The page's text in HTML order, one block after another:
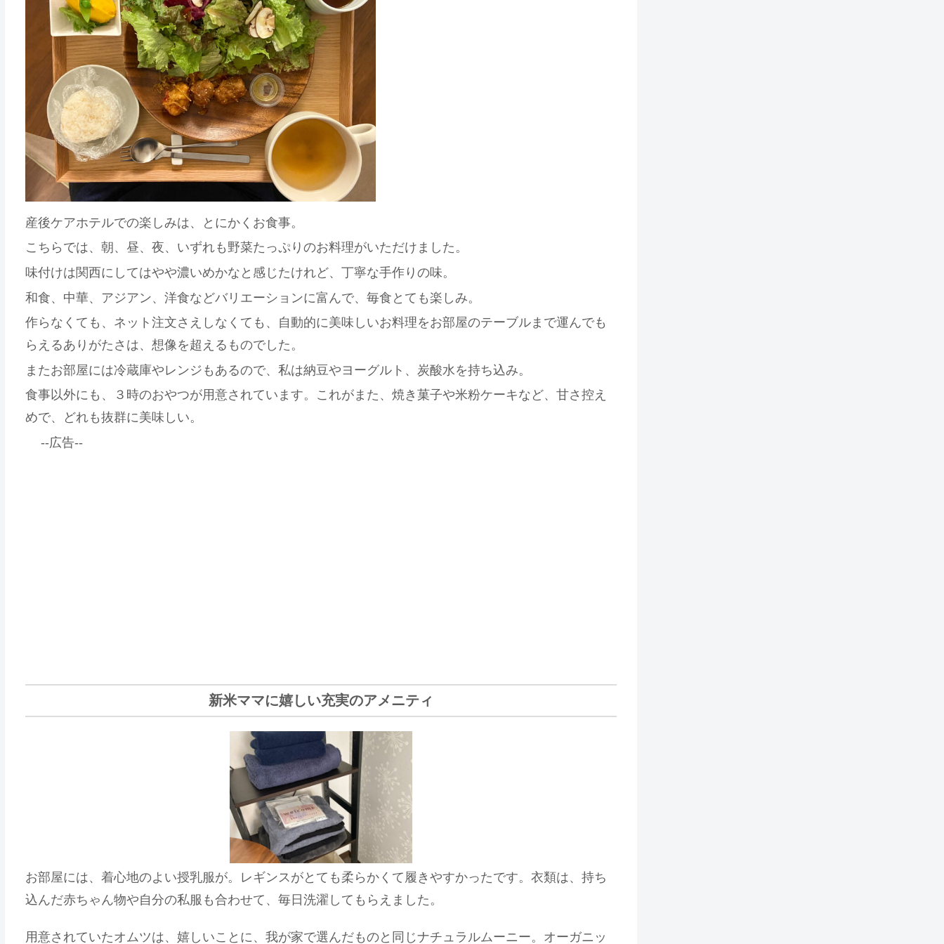
産後ケアホテルでの楽しみは、とにかくお食事。
こちらでは、朝、昼、夜、いずれも野菜たっぷりのお料理がいただけました。
味付けは関西にしてはやや濃いめかなと感じたけれど、丁寧な手作りの味。
和食、中華、アジアン、洋食などバリエーションに富んで、毎食とても楽しみ。
作らなくても、ネット注文さえしなくても、自動的に美味しいお料理をお部屋のテーブルまで運んでも
らえるありがたさは、想像を超えるものでした。
またお部屋には冷蔵庫やレンジもあるので、私は納豆やヨーグルト、炭酸水を持ち込み。
食事以外にも、３時のおやつが用意されています。これがまた、焼き菓子や米粉ケーキなど、甘さ控え
めで、どれも抜群に美味しい。
--広告--
新米ママに嬉しい充実のアメニティ
お部屋には、着心地のよい授乳服が。レギンスがとても柔らかくて履きやすかったです。衣類は、持ち
込んだ赤ちゃん物や自分の私服も合わせて、毎日洗濯してもらえました。
用意されていたオムツは、嬉しいことに、 我が家で選んだものと同じナチュラルムーニー。 オーガニッ